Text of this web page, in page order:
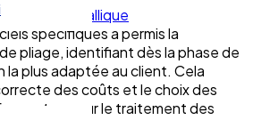
pliage métallique
spécifiques a permis la
pliage, identifiant dès la phase de
plus adaptée au client. Cela
des coûts et le choix des
pour le traitement des